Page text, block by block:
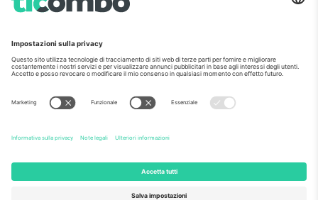
Ticombo Italia
Mimi Balkanska 132, 1540, Sofia,
base alla località, all'evento e/o al dominio. Per i dettagli controlla la
pagina specifica dell'evento, l'impronta e i termini.,
© 2026 Ticombo. Tutti i diritti riservati.